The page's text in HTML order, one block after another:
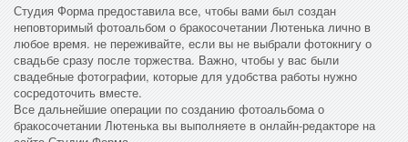
Студия Форма предоставила все, чтобы вами был создан
неповторимый фотоальбом о бракосочетании Лютенька лично в
любое время. не переживайте, если вы не выбрали фотокнигу о
свадьбе сразу после торжества. Важно, чтобы у вас были
свадебные фотографии, которые для удобства работы нужно
сосредоточить вместе.
Все дальнейшие операции по созданию фотоальбома о
бракосочетании Лютенька вы выполняете в онлайн-редакторе на